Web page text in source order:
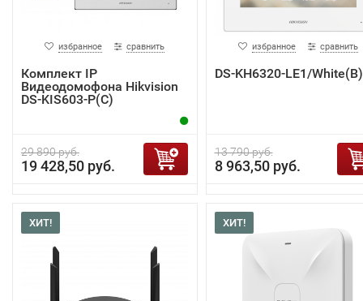
избранное сравнить
Комплект IP
Видеодомофона Hikvision
DS-KIS603-P(C)
29 890 руб.
19 428,50 руб.
избранное сравнить
DS-KH6320-LE1/White(B)
13 790 руб.
8 963,50 руб.
ХИТ! ХИТ!